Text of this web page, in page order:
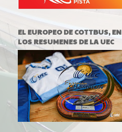
EL EUROPEO DE COTTBUS, EN
LOS RESUMENES DE LA UEC